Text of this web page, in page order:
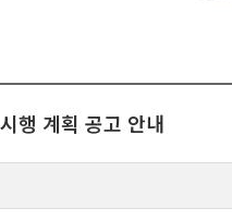
행 계획 공고 안내